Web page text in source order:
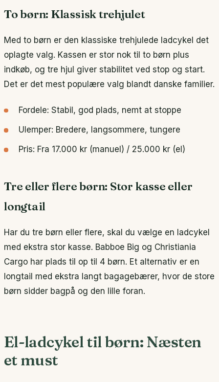
To børn: Klassisk trehjulet
Med to børn er den klassiske trehjulede ladcykel det
oplagte valg. Kassen er stor nok til to børn plus
indkøb, og tre hjul giver stabilitet ved stop og start.
Det er det mest populære valg blandt danske familier.
Fordele: Stabil, god plads, nemt at stoppe
Ulemper: Bredere, langsommere, tungere
Pris: Fra 17.000 kr (manuel) / 25.000 kr (el)
Tre eller flere børn: Stor kasse eller
longtail
Har du tre børn eller flere, skal du vælge en ladcykel
med ekstra stor kasse. Babboe Big og Christiania
Cargo har plads til op til 4 børn. Et alternativ er en
longtail med ekstra langt bagagebærer, hvor de store
børn sidder bagpå og den lille foran.
El-ladcykel til børn: Næsten
et must